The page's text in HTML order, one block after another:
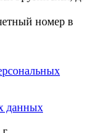
номер в
данных